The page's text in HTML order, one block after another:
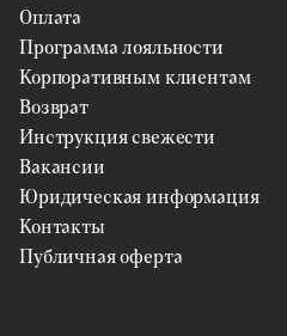
Оплата
Программа лояльности
Корпоративным клиентам
Возврат
Инструкция свежести
Вакансии
Юридическая информация
Контакты
Публичная оферта